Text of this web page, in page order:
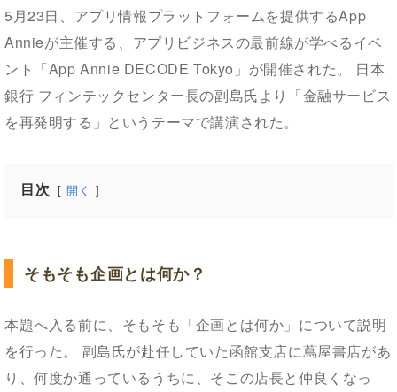
5月23日、アプリ情報プラットフォームを提供するApp
Annieが主催する、アプリビジネスの最前線が学べるイベ
ント「App Annie DECODE Tokyo」が開催された。 日本
銀行 フィンテックセンター長の副島氏より「金融サービス
を再発明する」というテーマで講演された。
目次 開く
そもそも企画とは何か？
本題へ入る前に、そもそも「企画とは何か」について説明
を行った。 副島氏が赴任していた函館支店に蔦屋書店があ
り、何度か通っているうちに、そこの店長と仲良くなっ